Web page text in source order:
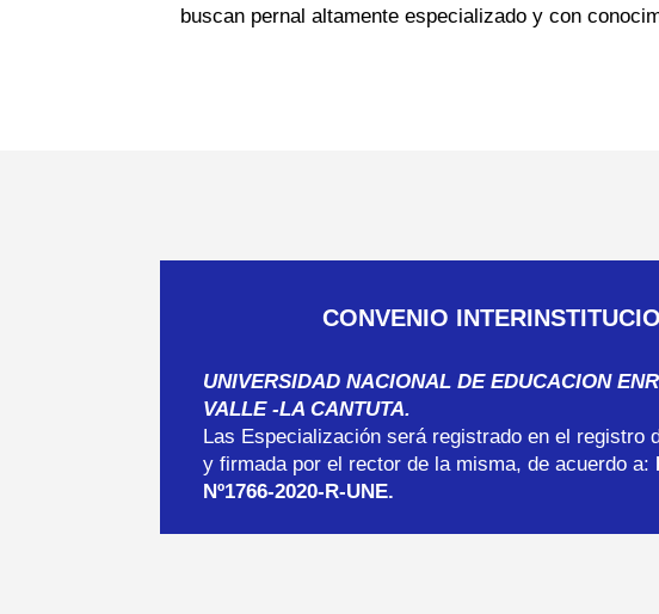
buscan pernal altamente especializado y con
CONVENIO
UNIVERSIDAD NACIONAL DE EDUCACION
VALLE -LA CANTUTA.
Las Especialización será registrado en el registro
y firmada por el rector de la misma, de acuerdo a:
Nº1766-2020-R-UNE.